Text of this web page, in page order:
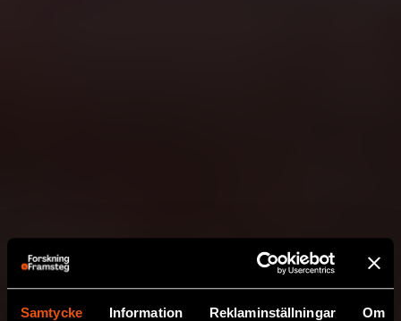
Samtycke Information Reklaminställningar Om